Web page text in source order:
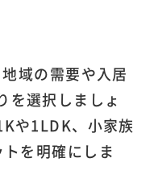
域の需要や入居
を選択しましょ
や1LDK、小家族
を明確にしま